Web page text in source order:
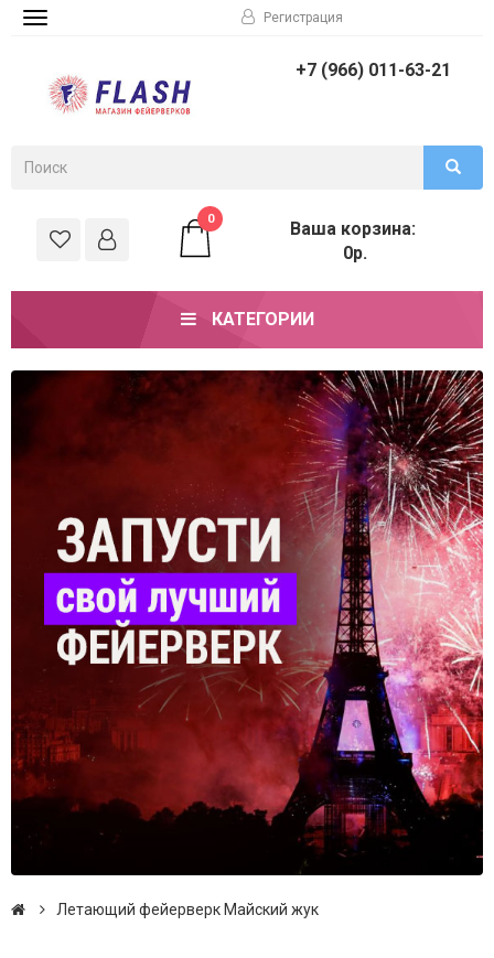
Toggle
Регистрация
+7 (966) 011-63-21
0
Ваша корзина:
0р.
КАТЕГОРИИ
Летающий фейерверк Майский жук